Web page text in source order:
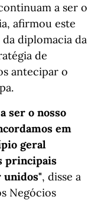
a ser o
afirmou este
diplomacia da
de
antecipar o
ser o nosso
em
geral
principais
unidos", disse a
Negócios